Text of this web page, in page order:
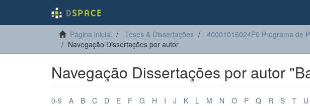
Página inicial Teses & Dissertações 40001016024P0 Programa de
Navegação Dissertações por autor
Navegação Dissertações por autor
0-9 A B C D E F G H I J K L M N O P Q R S T U